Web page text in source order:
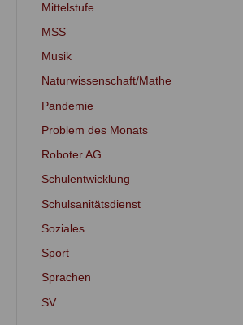
Mittelstufe
MSS
Musik
Naturwissenschaft/Mathe
Pandemie
Problem des Monats
Roboter AG
Schulentwicklung
Schulsanitätsdienst
Soziales
Sport
Sprachen
SV